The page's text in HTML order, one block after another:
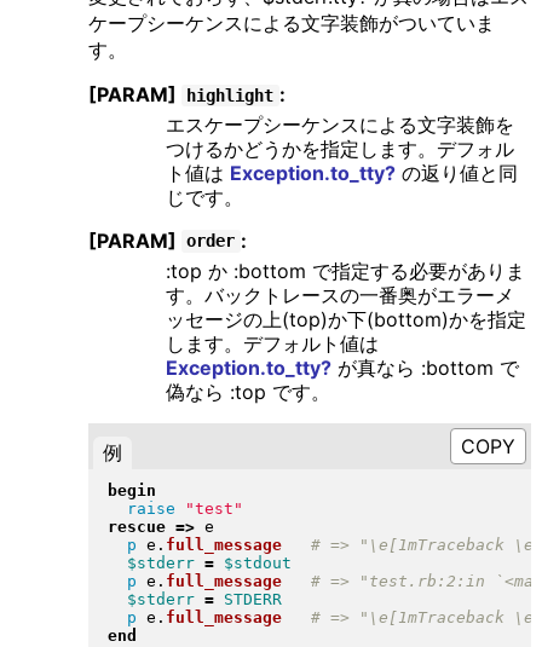
ケープシーケンスによる文字装飾がついていま
す。
[PARAM]
highlight :
エスケープシーケンスによる文字装飾を
つけるかどうかを指定します。デフォル
ト値は Exception.to_tty?の返り値と同
じです。
[PARAM]
order :
:top か :bottom で指定する必要がありま
す。バックトレースの一番奥がエラーメ
ッセージの上(top)か下(bottom)かを指定
します。デフォルト値は
Exception.to_tty?が真なら :bottom で
偽なら :top です。
例
begin
raise
"test "
rescue => e
p e . full_message
$stderr =
$stdout
p e . full_message
$stderr =
STDERR
p e . full_message
end